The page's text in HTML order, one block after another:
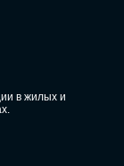
в жилых и